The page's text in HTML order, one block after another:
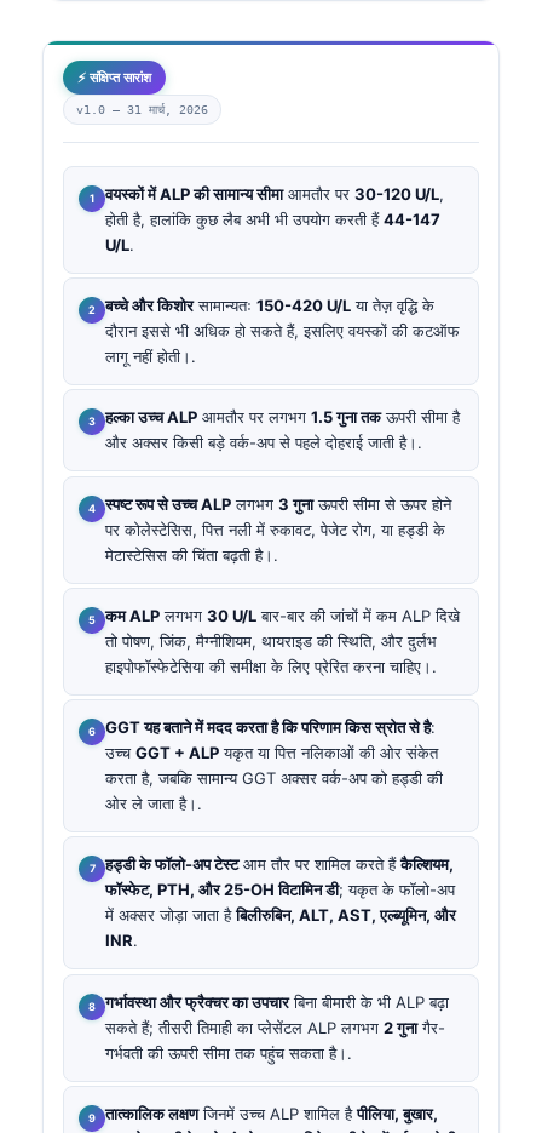
⚡ संक्षिप्त सारांश
v1.0 — 31 मार्च, 2026
वयस्कों में ALP की सामान्य सीमाआमतौर पर 30-120 U/L,
होती है, हालांकि कुछ लैब अभी भी उपयोग करती हैं44-147
U/L.
बच्चे और किशोरसामान्यतः 150-420 U/Lया तेज़ वृद्धि के
दौरान इससे भी अधिक हो सकते हैं, इसलिए वयस्कों की कटऑफ
लागू नहीं होती।.
हल्का उच्च ALP आमतौर पर लगभग 1.5 गुना तकऊपरी सीमा है
और अक्सर किसी बड़े वर्क-अप से पहले दोहराई जाती है।.
स्पष्ट रूप से उच्च ALPलगभग 3 गुनाऊपरी सीमा से ऊपर होने
पर कोलेस्टेसिस, पित्त नली में रुकावट, पेजेट रोग, या हड्डी के
मेटास्टेसिस की चिंता बढ़ती है।.
कम ALPलगभग 30 U/Lबार-बार की जांचों में कम ALP दिखे
तो पोषण, जिंक, मैग्नीशियम, थायराइड की स्थिति, और दुर्लभ
हाइपोफॉस्फेटेसिया की समीक्षा के लिए प्रेरित करना चाहिए।.
GGT यह बताने में मदद करता है कि परिणाम किस स्रोत से है:
उच्चGGT + ALPयकृत या पित्त नलिकाओं की ओर संकेत
करता है, जबकि सामान्य GGT अक्सर वर्क-अप को हड्डी की
ओर ले जाता है।.
हड्डी के फॉलो-अप टेस्टआम तौर पर शामिल करते हैंकैल्शियम,
फॉस्फेट, PTH, और 25-OH विटामिन डी; यकृत के फॉलो-अप
में अक्सर जोड़ा जाता हैबिलीरुबिन, ALT, AST, एल्ब्यूमिन, और
INR.
गर्भावस्था और फ्रैक्चर का उपचारबिना बीमारी के भी ALP बढ़ा
सकते हैं; तीसरी तिमाही का प्लेसेंटल ALP लगभग 2 गुनागैर-
गर्भवती की ऊपरी सीमा तक पहुंच सकता है।.
तात्कालिक लक्षणजिनमें उच्च ALP शामिल हैपीलिया, बुखार,